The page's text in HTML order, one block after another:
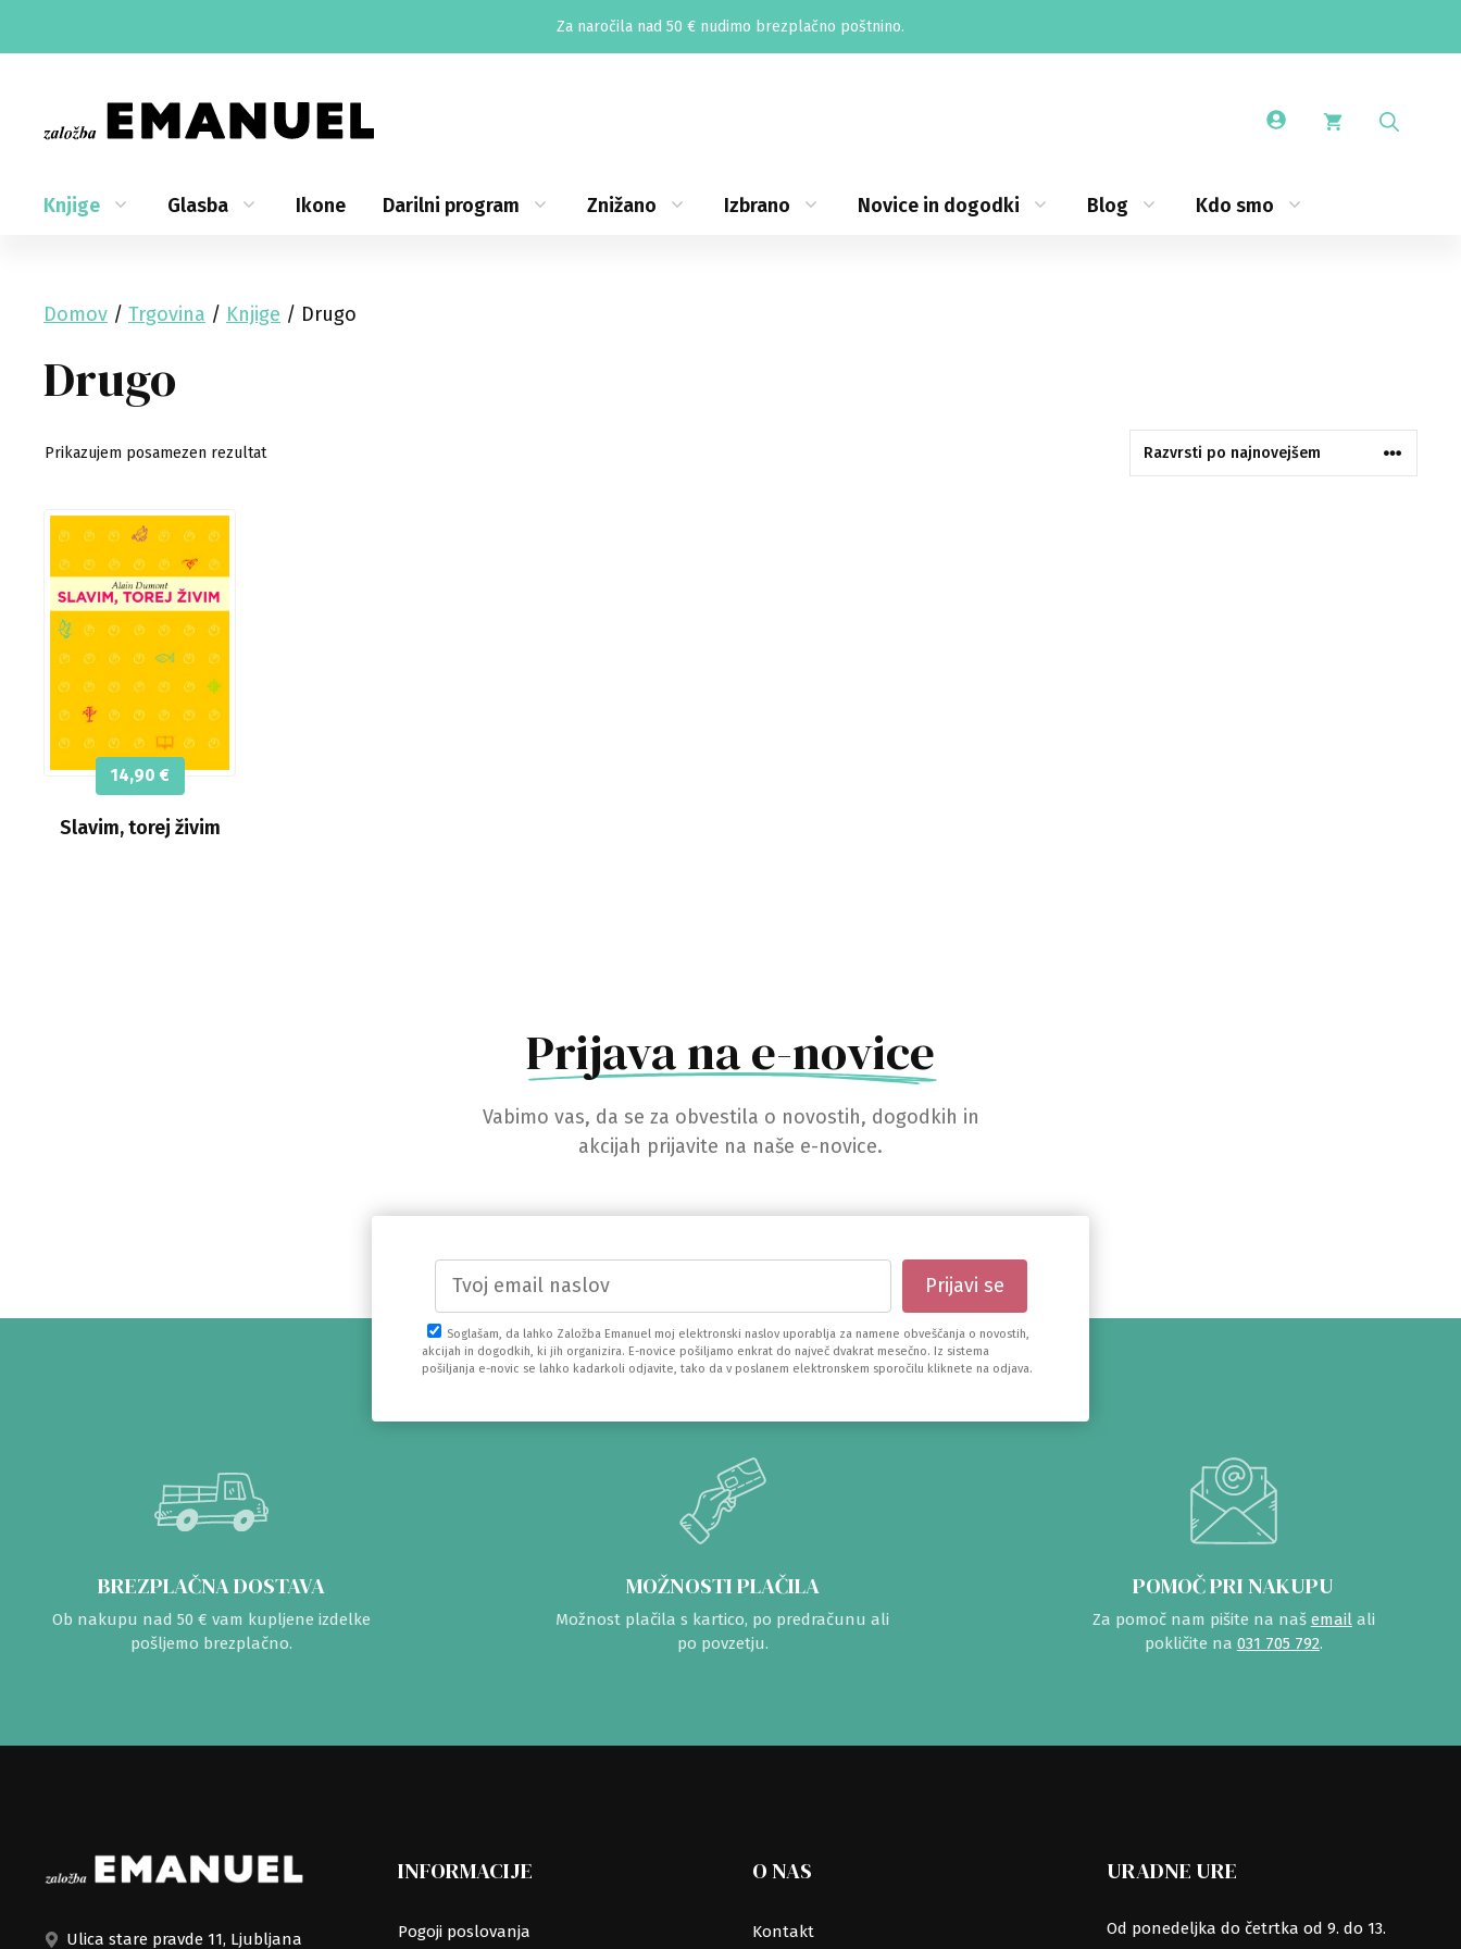
Za naročila nad 50 € nudimo brezplačno poštnino.
Knjige Glasba Ikone Darilni program Znižano Izbrano Novice in dogodki Blog Kdo smo
Domov / Trgovina / Knjige / Drugo
Drugo
Prikazujem posamezen rezultat
Slavim, torej živim
14,90€
Prijava na e-novice
Vabimo vas, da se za obvestila o novostih, dogodkih in
akcijah prijavite na naše e-novice.
Soglašam, da lahko Založba Emanuel moj elektronski naslov uporablja za namene obveščanja o novostih,
akcijah in dogodkih, ki jih organizira. E-novice pošiljamo enkrat do največ dvakrat mesečno. Iz sistema
pošiljanja e-novic se lahko kadarkoli odjavite, tako da v poslanem elektronskem sporočilu kliknete na odjava.
BREZPLAČNA DOSTAVA
Ob nakupu nad 50 € vam kupljene izdelke
pošljemo brezplačno.
MOŽNOSTI PLAČILA
Možnost plačila s kartico, po predračunu ali
po povzetju.
POMOČ PRI NAKUPU
Za pomoč nam pišite na naš emailali
pokličite na 031 705 792.
Ulica stare pravde 11, Ljubljana
INFORMACIJE
Pogoji poslovanja
O NAS
Kontakt
URADNE URE
Od ponedeljka do četrtka od 9. do 13.